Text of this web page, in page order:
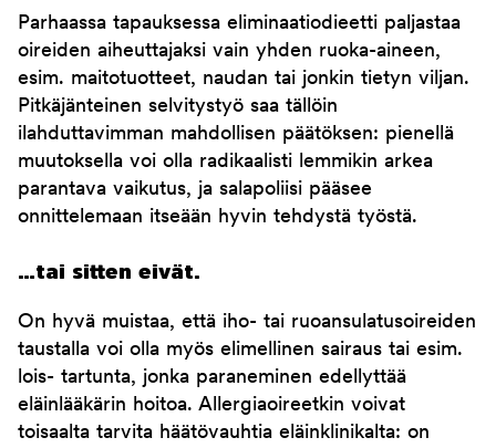
Parhaassa tapauksessa eliminaatiodieetti paljastaa
oireiden aiheuttajaksi vain yhden ruoka-aineen,
esim. maitotuotteet, naudan tai jonkin tietyn viljan.
Pitkäjänteinen selvitystyö saa tällöin
ilahduttavimman mahdollisen päätöksen: pienellä
muutoksella voi olla radikaalisti lemmikin arkea
parantava vaikutus, ja salapoliisi pääsee
onnittelemaan itseään hyvin tehdystä työstä.
…tai sitten eivät.
On hyvä muistaa, että iho- tai ruoansulatusoireiden
taustalla voi olla myös elimellinen sairaus tai esim.
lois- tartunta, jonka paraneminen edellyttää
eläinlääkärin hoitoa. Allergiaoireetkin voivat
toisaalta tarvita häätövauhtia eläinklinikalta: on